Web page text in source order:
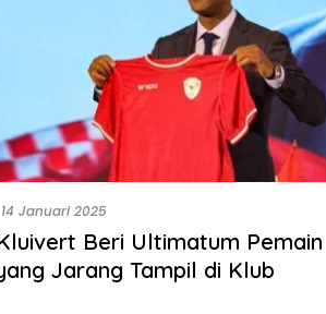
14 Januari 2025
Beri Ultimatum Pemain
Jarang Tampil di Klub